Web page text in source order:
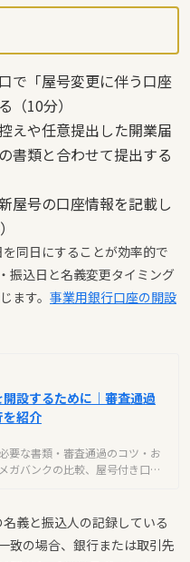
で「屋号変更に伴う口座
（10分）
えや任意提出した開業届
書類と合わせて提出する
屋号の口座情報を記載し
同日にすることが効率的で
振込日と名義変更タイミング
ます。 事業用銀行口座の開設
設するために｜審査通過
を紹介
要な書類・審査通過のコツ・お
ガバンクの比較、屋号付き口座
義と振込人の記録している
致の場合、銀行または取引先